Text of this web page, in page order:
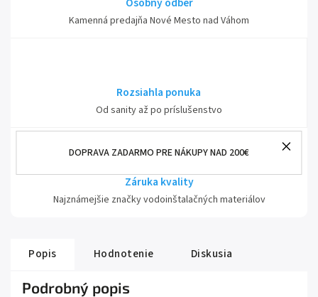
DOPRAVA ZADARMO PRE NÁKUPY NAD 200€
Kamenná predajňa Nové Mesto nad Váhom
Rozsiahla ponuka
Od sanity až po príslušenstvo
Záruka kvality
Najznámejšie značky vodoinštalačných materiálov
Popis Hodnotenie Diskusia
Podrobný popis